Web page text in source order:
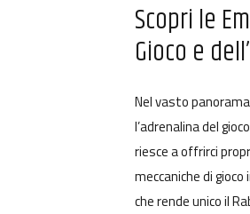
Scopri le
Gioco e
Nel vasto
l’adrenalina del
riesce a offrirci
meccaniche di
che rende unico il